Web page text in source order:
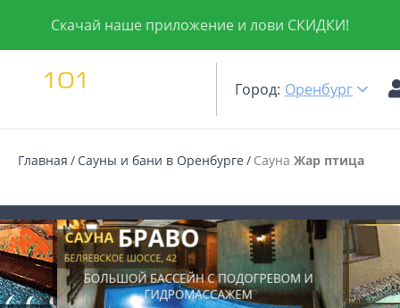
Скачай наше приложение и лови СКИДКИ!
Город: Оренбург
Главная Сауны и бани в Оренбурге Сауна Жар птица